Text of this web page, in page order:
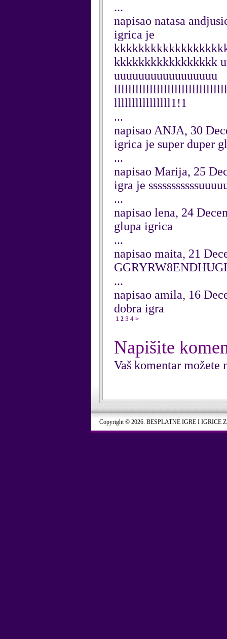
...
napisao natasa
igrica je
kkkkkkkkkkkkkkkkk
uuuuuuuuuuuuuuuuu
llllllllllllllll1!1
...
napisao ANJA, 30
igrica je super duper
...
napisao Marija, 25
igra je
...
napisao lena, 24
glupa igrica
...
napisao maita, 21
...
napisao amila, 16
dobra igra
1 2 3 4 >
Napišite
Vaš komentar možete
Copyright © 2026. BESPLATNE IGRE I IGRICE